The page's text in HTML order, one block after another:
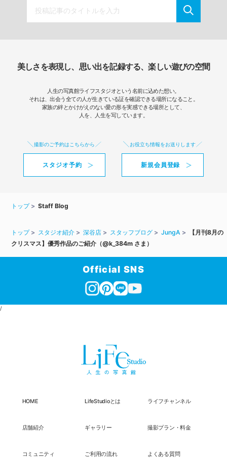
美しさを表現し、思い出を記録する、楽しい遊びの空間
人生の写真館ライフスタジオという名前に込めた想い。
それは、出会う全ての人が生きている証を確認できる場所になること。
家族の絆とかけがえのない愛の形を実感できる場所として、
人を、人生を写しています。
撮影のご予約はこちらから
スタジオ予約
お役立ち情報をお送りします
新規会員登録
トップ Staff Blog
トップ スタジオ紹介 深谷店 スタッフブログ JungA
【月刊8月の
クリスマス】優秀作品のご紹介（@k_384m さま ）
Official SNS
/
HOME LifeStudioとは ライフチャンネル
店舗紹介 ギャラリー 撮影プラン・料金
コミュニティ ご利用の流れ よくある質問